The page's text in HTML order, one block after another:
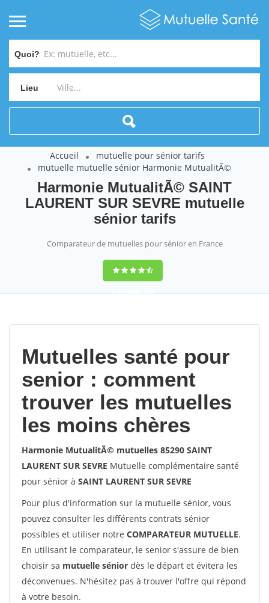
Quoi?
Lieu
Accueil
mutuelle pour sénior tarifs
mutuelle mutuelle sénior Harmonie MutualitÃ©
Harmonie MutualitÃ© SAINT
LAURENT SUR SEVRE mutuelle
sénior tarifs
Comparateur de mutuelles pour sénior en France
9,2(100%)452
Mutuelles santé pour
senior : comment
trouver les mutuelles
les moins chères
Harmonie MutualitÃ© mutuelles 85290 SAINT
LAURENT SUR SEVRE Mutuelle complémentaire santé
pour sénior à SAINT LAURENT SUR SEVRE
Pour plus d'information sur la mutuelle sénior, vous
pouvez consulter les différents contrats sénior
possibles et utiliser notre COMPARATEUR MUTUELLE.
En utilisant le comparateur, le senior s'assure de bien
choisir sa mutuelle sénior dès le départ et évitera les
déconvenues. N'hésitez pas à trouver l'offre qui répond
à votre besoin.